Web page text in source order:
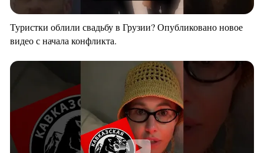
Туристки облили свадьбу в Грузии? Опубликовано новое
видео с начала конфликта.